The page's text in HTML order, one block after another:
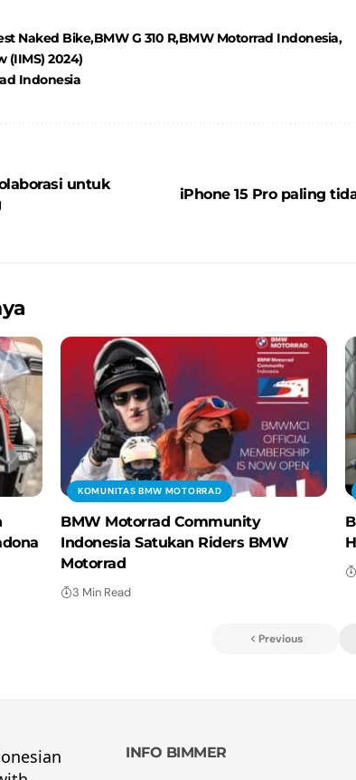
Naked BikeBMW G 310 RBMW Motorrad Indonesia
(IIMS) 2024)
Indonesia
untuk
iPhone 15 Pro paling
KOMUNITAS BMW MOTORRAD
BMW Motorrad Community
Indonesia Satukan Riders BMW
Motorrad
3 Min Read
Previous
INFO BIMMER